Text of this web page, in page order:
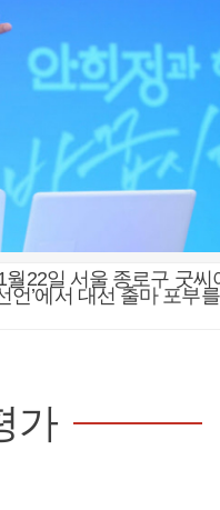
월22일 서울 종로구 굿씨
언’에서 대선 출마 포부
가